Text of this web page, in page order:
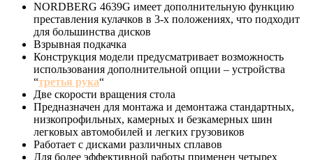
NORDBERG 4639G имеет дополнительную функцию
преставления кулачков в 3-х положениях, что подходит
для большинства дисков
Взрывная подкачка
Конструкция модели предусматривает возможность
использования дополнительной опции – устройства
“третья рука“
Две скорости вращения стола
Предназначен для монтажа и демонтажа стандартных,
низкопрофильных, камерных и безкамерных шин
легковых автомобилей и легких грузовиков
Работает с дисками различных сплавов
Для более эффективной работы применен четырех